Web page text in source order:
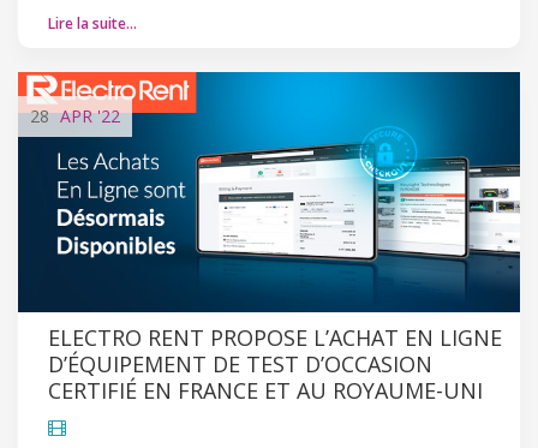
Lire la suite…
28 APR'22
ELECTRO RENT PROPOSE L’ACHAT EN LIGNE
D’ÉQUIPEMENT DE TEST D’OCCASION
CERTIFIÉ EN FRANCE ET AU ROYAUME-UNI